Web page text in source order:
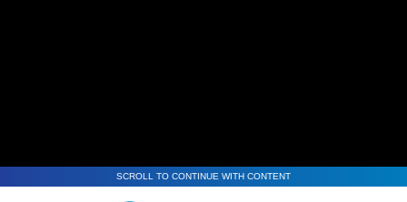
SCROLL TO CONTINUE WITH CONTENT